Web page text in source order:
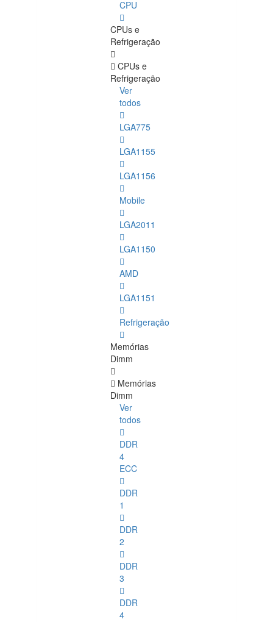
CPU
CPUs e
Refrigeração
CPUs e
Refrigeração
Ver
todos
LGA775
LGA1155
LGA1156
Mobile
LGA2011
LGA1150
AMD
LGA1151
Refrigeração
Memórias
Dimm
Memórias
Dimm
Ver
todos
DDR
4
ECC
DDR
1
DDR
2
DDR
3
DDR
4